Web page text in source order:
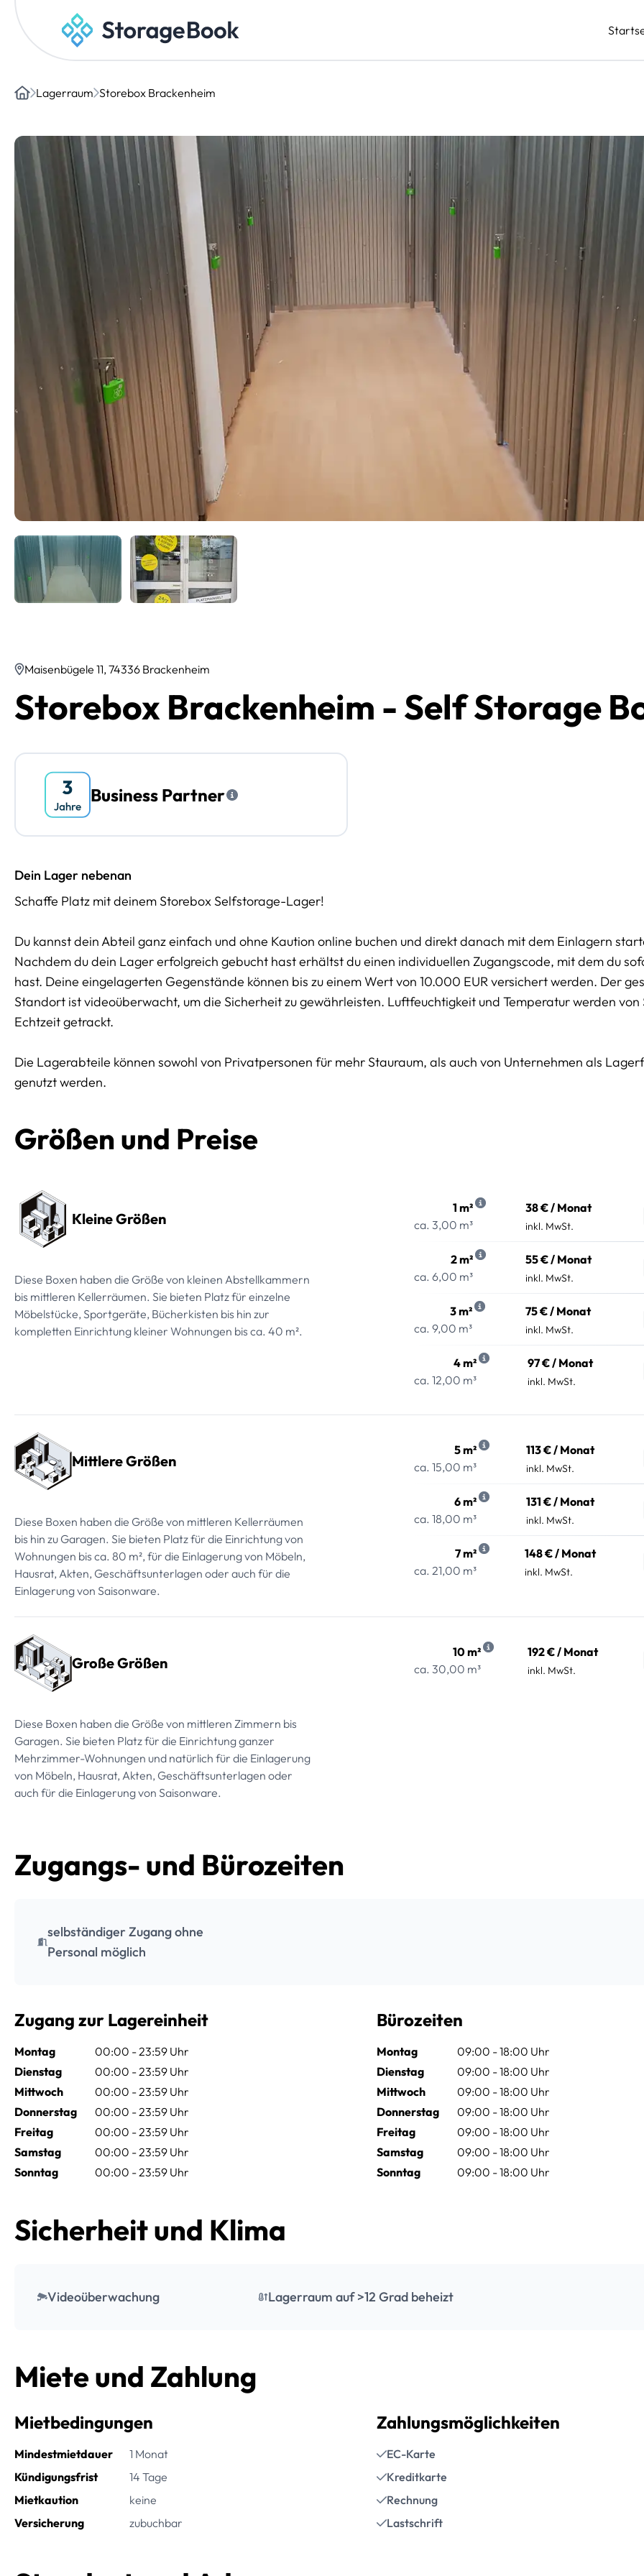
Lagerraum Storebox Brackenheim
Maisenbügele 11, 74336 Brackenheim
Storebox Brackenheim - Self Storage
Business Partner
Dein Lager nebenan
Schaffe Platz mit deinem Storebox Selfstorage-Lager!
Du kannst dein Abteil ganz einfach und ohne Kaution online buchen und direkt danach mit dem Einlagern
Nachdem du dein Lager erfolgreich gebucht hast erhältst du einen individuellen Zugangscode, mit dem du
hast. Deine eingelagerten Gegenstände können bis zu einem Wert von 10.000 EUR versichert werden. Der
Standort ist videoüberwacht, um die Sicherheit zu gewährleisten. Luftfeuchtigkeit und Temperatur werden von
Echtzeit getrackt.
Die Lagerabteile können sowohl von Privatpersonen für mehr Stauraum, als auch von Unternehmen als
genutzt werden.
Größen und Preise
Kleine Größen
Diese Boxen haben die Größe von kleinen Abstellkammern
bis mittleren Kellerräumen. Sie bieten Platz für einzelne
Möbelstücke, Sportgeräte, Bücherkisten bis hin zur
kompletten Einrichtung kleiner Wohnungen bis ca. 40 m².
1 m²
ca. 3,00 m³
38 € / Monat
inkl. MwSt.
2 m²
ca. 6,00 m³
55 € / Monat
inkl. MwSt.
3 m²
ca. 9,00 m³
75 € / Monat
inkl. MwSt.
4 m²
ca. 12,00 m³
97 € / Monat
inkl. MwSt.
Mittlere Größen
Diese Boxen haben die Größe von mittleren Kellerräumen
bis hin zu Garagen. Sie bieten Platz für die Einrichtung von
Wohnungen bis ca. 80 m², für die Einlagerung von Möbeln,
Hausrat, Akten, Geschäftsunterlagen oder auch für die
Einlagerung von Saisonware.
5 m²
ca. 15,00 m³
113 € / Monat
inkl. MwSt.
6 m²
ca. 18,00 m³
131 € / Monat
inkl. MwSt.
7 m²
ca. 21,00 m³
148 € / Monat
inkl. MwSt.
Große Größen
Diese Boxen haben die Größe von mittleren Zimmern bis
Garagen. Sie bieten Platz für die Einrichtung ganzer
Mehrzimmer-Wohnungen und natürlich für die Einlagerung
von Möbeln, Hausrat, Akten, Geschäftsunterlagen oder
auch für die Einlagerung von Saisonware.
10 m²
ca. 30,00 m³
192 € / Monat
inkl. MwSt.
Zugangs- und Bürozeiten
selbständiger Zugang ohne
Personal möglich
Zugang zur Lagereinheit
Montag
00:00 - 23:59 Uhr
Dienstag
00:00 - 23:59 Uhr
Mittwoch
00:00 - 23:59 Uhr
Donnerstag
00:00 - 23:59 Uhr
Freitag
00:00 - 23:59 Uhr
Samstag
00:00 - 23:59 Uhr
Sonntag
00:00 - 23:59 Uhr
Bürozeiten
Montag
09:00 - 18:00 Uhr
Dienstag
09:00 - 18:00 Uhr
Mittwoch
09:00 - 18:00 Uhr
Donnerstag
09:00 - 18:00 Uhr
Freitag
09:00 - 18:00 Uhr
Samstag
09:00 - 18:00 Uhr
Sonntag
09:00 - 18:00 Uhr
Sicherheit und Klima
Videoüberwachung Lagerraum auf >12 Grad beheizt
Miete und Zahlung
Mietbedingungen
Mindestmietdauer
1 Monat
Kündigungsfrist
14 Tage
Mietkaution
keine
Versicherung
zubuchbar
Zahlungsmöglichkeiten
EC-Karte
Kreditkarte
Rechnung
Lastschrift